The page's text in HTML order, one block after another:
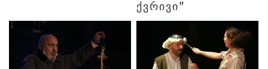
ᲥᲕᲠᲘᲕᲘ"